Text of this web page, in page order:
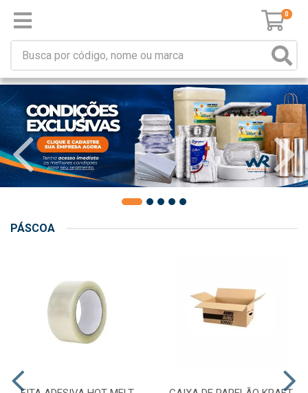
0
PÁSCOA